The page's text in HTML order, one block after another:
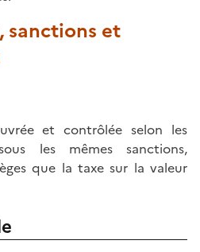
sanctions et
et contrôlée selon les
les mêmes sanctions,
que la taxe sur la valeur